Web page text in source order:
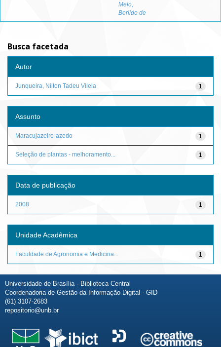
Melo,
Berildo de
Busca facetada
Autor
1
Junqueira, Nilton Tadeu Vilela
Assunto
1
Maracujazeiro-azedo
1
Seleção de plantas - melhoramento...
Data de publicação
1
2008
Unidade Acadêmica
1
Faculdade de Agronomia e Medicina...
Universidade de Brasília - Biblioteca Central
Coordenadoria de Gestão da Informação Digital - GID
(61) 3107-2683
repositorio@unb.br